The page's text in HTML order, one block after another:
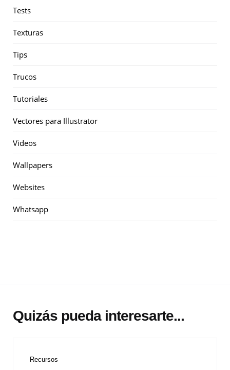
Tests
Texturas
Tips
Trucos
Tutoriales
Vectores para Illustrator
Videos
Wallpapers
Websites
Whatsapp
Quizás pueda interesarte...
Recursos